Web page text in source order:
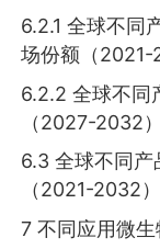
6.2.1 全球不同
场份额（2021-
6.2.2 全球不同
（2027-2032）
6.3 全球不同
（2021-2032）
7 不同应用微